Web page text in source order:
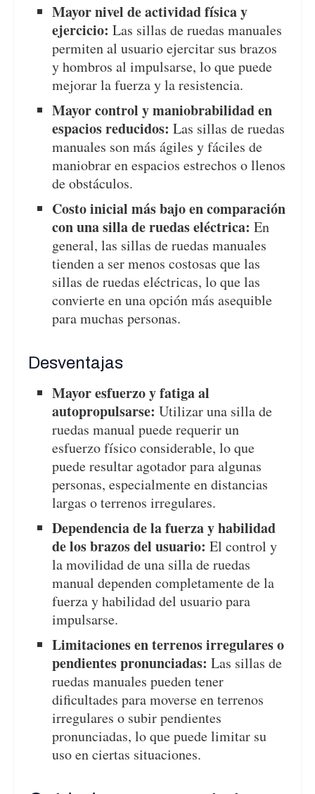
Mayor nivel de actividad física y
ejercicio: Las sillas de ruedas manuales
permiten al usuario ejercitar sus brazos
y hombros al impulsarse, lo que puede
mejorar la fuerza y la resistencia.
Mayor control y maniobrabilidad en
espacios reducidos: Las sillas de ruedas
manuales son más ágiles y fáciles de
maniobrar en espacios estrechos o llenos
de obstáculos.
Costo inicial más bajo en comparación
con una silla de ruedas eléctrica: En
general, las sillas de ruedas manuales
tienden a ser menos costosas que las
sillas de ruedas eléctricas, lo que las
convierte en una opción más asequible
para muchas personas.
Desventajas
Mayor esfuerzo y fatiga al
autopropulsarse: Utilizar una silla de
ruedas manual puede requerir un
esfuerzo físico considerable, lo que
puede resultar agotador para algunas
personas, especialmente en distancias
largas o terrenos irregulares.
Dependencia de la fuerza y habilidad
de los brazos del usuario: El control y
la movilidad de una silla de ruedas
manual dependen completamente de la
fuerza y habilidad del usuario para
impulsarse.
Limitaciones en terrenos irregulares o
pendientes pronunciadas: Las sillas de
ruedas manuales pueden tener
dificultades para moverse en terrenos
irregulares o subir pendientes
pronunciadas, lo que puede limitar su
uso en ciertas situaciones.